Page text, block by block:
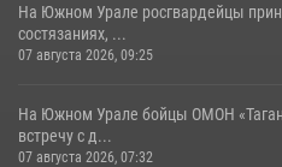
На Южном Урале росгвардейцы
состязаниях, ...
07 августа 2026, 09:25
На Южном Урале бойцы ОМОН
встречу с д...
07 августа 2026, 07:32